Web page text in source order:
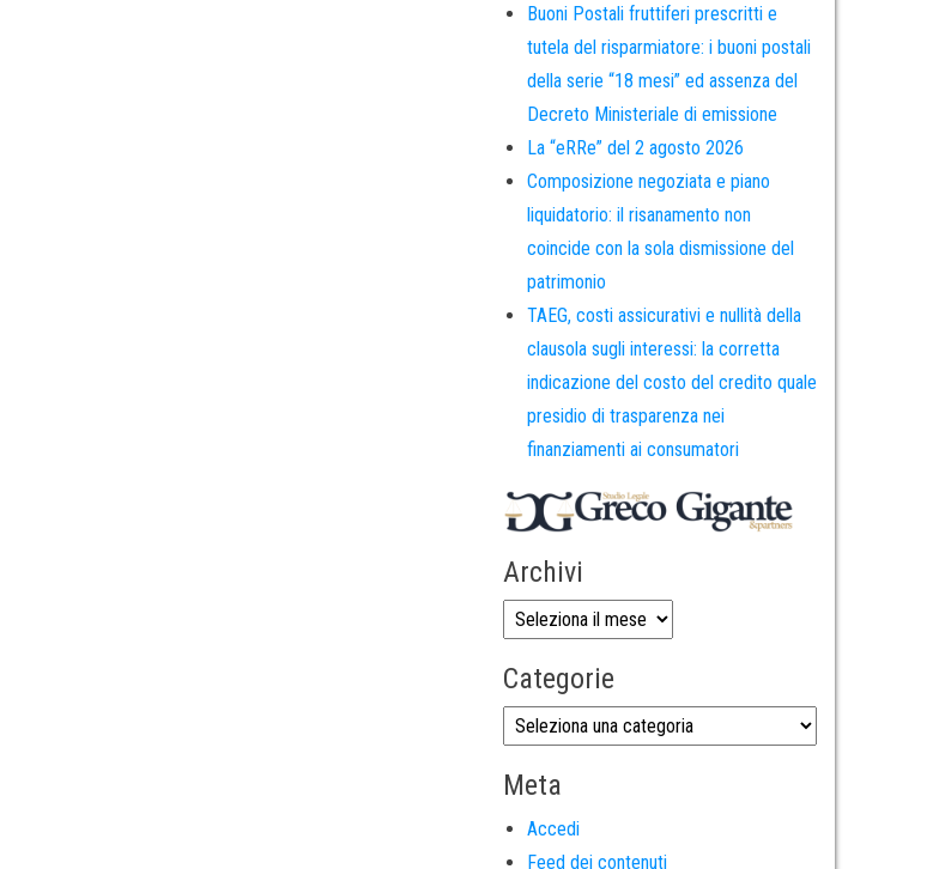
Buoni Postali fruttiferi prescritti e
tutela del risparmiatore: i buoni postali
della serie “18 mesi” ed assenza del
Decreto Ministeriale di emissione
La “eRRe” del 2 agosto 2026
Composizione negoziata e piano
liquidatorio: il risanamento non
coincide con la sola dismissione del
patrimonio
TAEG, costi assicurativi e nullità della
clausola sugli interessi: la corretta
indicazione del costo del credito quale
presidio di trasparenza nei
finanziamenti ai consumatori
Archivi
Categorie
Meta
Accedi
Feed dei contenuti